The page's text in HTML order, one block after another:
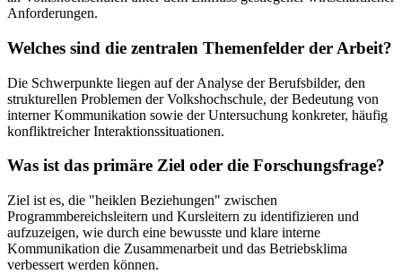
Anforderungen.
Welches sind die zentralen Themenfelder der Arbeit?
Die Schwerpunkte liegen auf der Analyse der Berufsbilder, den
strukturellen Problemen der Volkshochschule, der Bedeutung von
interner Kommunikation sowie der Untersuchung konkreter, häufig
konfliktreicher Interaktionssituationen.
Was ist das primäre Ziel oder die Forschungsfrage?
Ziel ist es, die "heiklen Beziehungen" zwischen
Programmbereichsleitern und Kursleitern zu identifizieren und
aufzuzeigen, wie durch eine bewusste und klare interne
Kommunikation die Zusammenarbeit und das Betriebsklima
verbessert werden können.